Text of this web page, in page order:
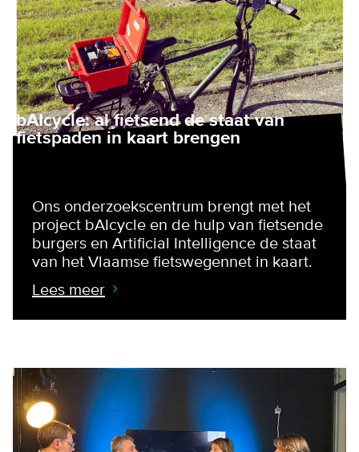
bAIcycle: al fietsend de staat van
fietspaden in kaart brengen
Ons onderzoekscentrum brengt met het
project bAIcycle en de hulp van fietsende
burgers en Artificial Intelligence de staat
van het Vlaamse fietswegennet in kaart.
Lees meer